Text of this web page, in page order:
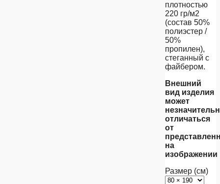
плотностью
220 гр/м2
(состав 50%
полиэстер /
50%
пропилен),
стеганный с
файбером.
Внешний
вид изделия
может
отличаться
от
на
изображении
Размер (см)